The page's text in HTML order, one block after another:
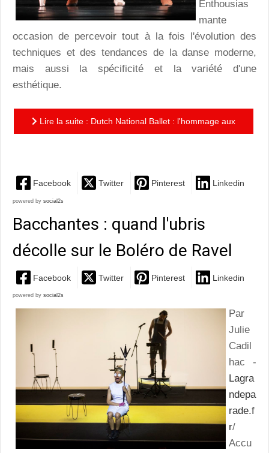
Enthousias
mante
occasion de percevoir tout à la fois l'évolution des
techniques et des tendances de la danse moderne,
mais aussi la spécificité et la variété d'une
esthétique.
Lire la suite : Dutch National Ballet : l'hommage aux
Facebook Twitter Pinterest Linkedin
powered by social2s
Bacchantes : quand l'ubris
décolle sur le Boléro de Ravel
Facebook Twitter Pinterest Linkedin
powered by social2s
Par
Julie
Cadil
hac -
Lagra
ndepa
rade.f
r/
Accu